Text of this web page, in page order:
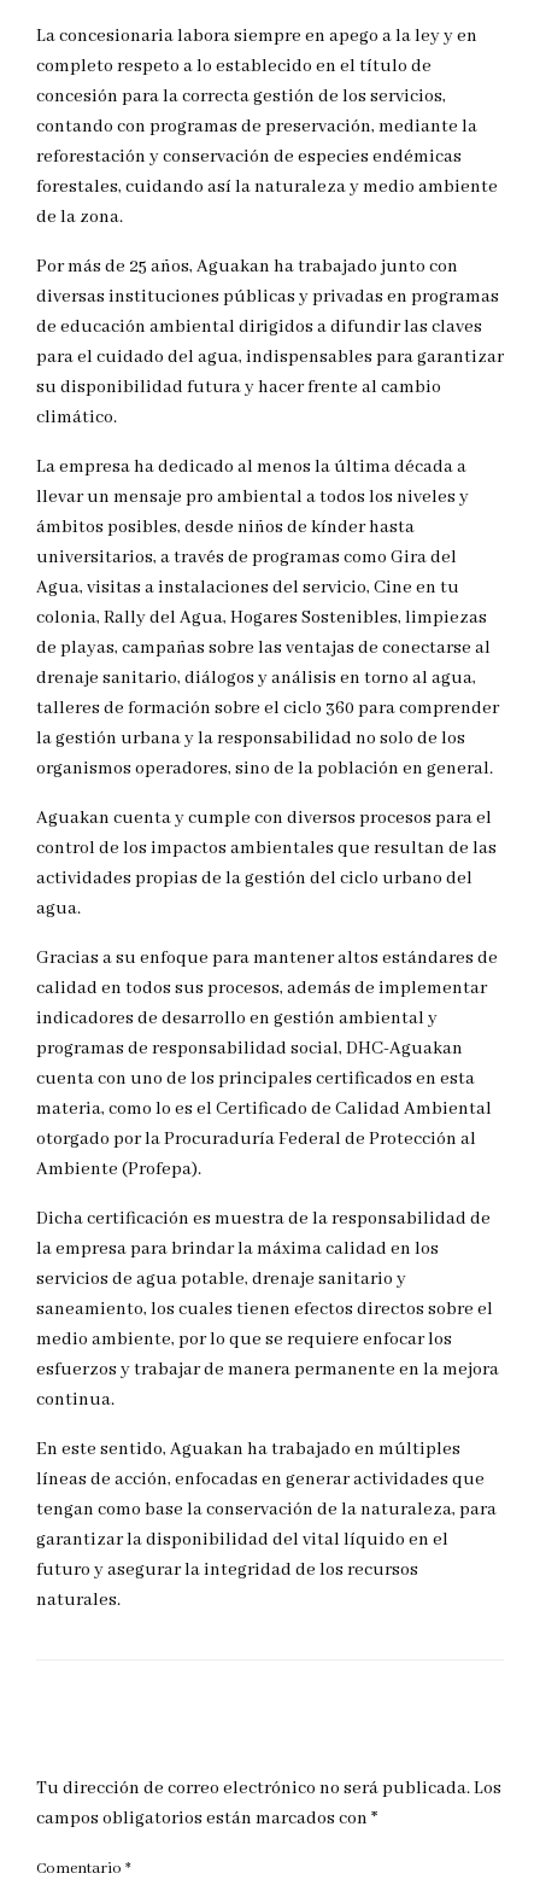
La concesionaria labora siempre en apego a la ley y en
completo respeto a lo establecido en el título de
concesión para la correcta gestión de los servicios,
contando con programas de preservación, mediante la
reforestación y conservación de especies endémicas
forestales, cuidando así la naturaleza y medio ambiente
de la zona.
Por más de 25 años, Aguakan ha trabajado junto con
diversas instituciones públicas y privadas en programas
de educación ambiental dirigidos a difundir las claves
para el cuidado del agua, indispensables para garantizar
su disponibilidad futura y hacer frente al cambio
climático.
La empresa ha dedicado al menos la última década a
llevar un mensaje pro ambiental a todos los niveles y
ámbitos posibles, desde niños de kínder hasta
universitarios, a través de programas como Gira del
Agua, visitas a instalaciones del servicio, Cine en tu
colonia, Rally del Agua, Hogares Sostenibles, limpiezas
de playas, campañas sobre las ventajas de conectarse al
drenaje sanitario, diálogos y análisis en torno al agua,
talleres de formación sobre el ciclo 360 para comprender
la gestión urbana y la responsabilidad no solo de los
organismos operadores, sino de la población en general.
Aguakan cuenta y cumple con diversos procesos para el
control de los impactos ambientales que resultan de las
actividades propias de la gestión del ciclo urbano del
agua.
Gracias a su enfoque para mantener altos estándares de
calidad en todos sus procesos, además de implementar
indicadores de desarrollo en gestión ambiental y
programas de responsabilidad social, DHC-Aguakan
cuenta con uno de los principales certificados en esta
materia, como lo es el Certificado de Calidad Ambiental
otorgado por la Procuraduría Federal de Protección al
Ambiente (Profepa).
Dicha certificación es muestra de la responsabilidad de
la empresa para brindar la máxima calidad en los
servicios de agua potable, drenaje sanitario y
saneamiento, los cuales tienen efectos directos sobre el
medio ambiente, por lo que se requiere enfocar los
esfuerzos y trabajar de manera permanente en la mejora
continua.
En este sentido, Aguakan ha trabajado en múltiples
líneas de acción, enfocadas en generar actividades que
tengan como base la conservación de la naturaleza, para
garantizar la disponibilidad del vital líquido en el
futuro y asegurar la integridad de los recursos
naturales.
Tu dirección de correo electrónico no será publicada.Los
campos obligatorios están marcados con *
Comentario *